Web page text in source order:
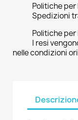
Politiche
Spedizioni
Politiche per
I resi
nelle condizioni